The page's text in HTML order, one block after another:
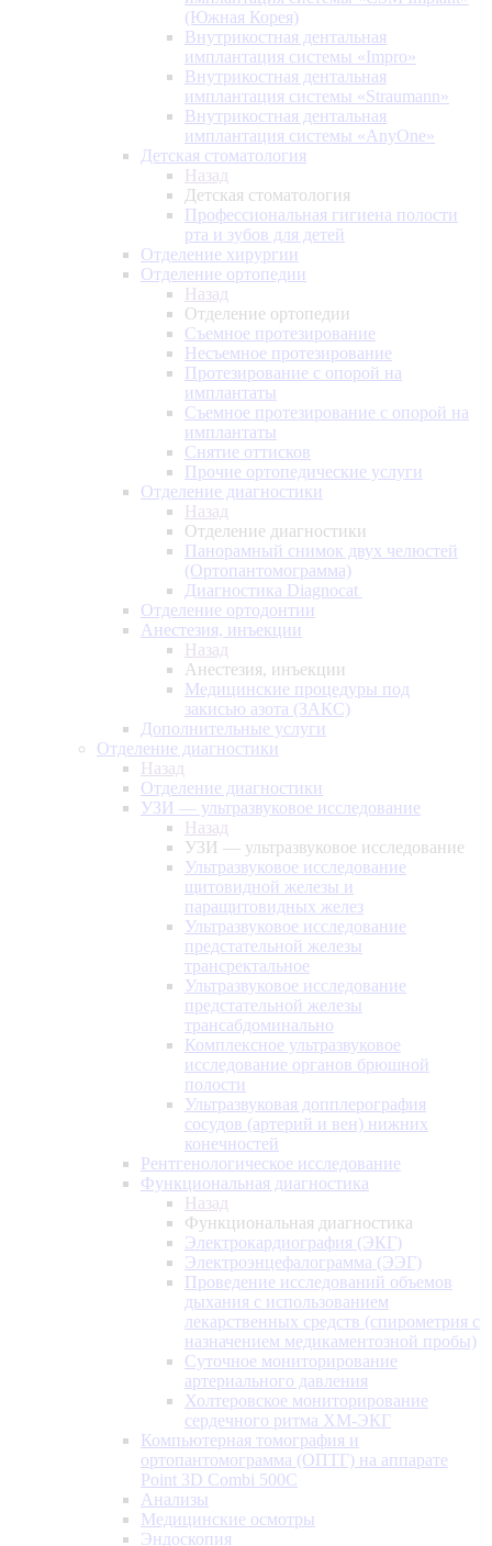
(Южная Корея)
Внутрикостная дентальная
имплантация системы «Impro»
Внутрикостная дентальная
имплантация системы «Straumann»
Внутрикостная дентальная
имплантация системы «AnyOne»
Детская стоматология
Назад
Детская стоматология
Профессиональная гигиена полости
рта и зубов для детей
Отделение хирургии
Отделение ортопедии
Назад
Отделение ортопедии
Съемное протезирование
Несъемное протезирование
Протезирование с опорой на
имплантаты
Съемное протезирование с опорой на
имплантаты
Снятие оттисков
Прочие ортопедические услуги
Отделение диагностики
Назад
Отделение диагностики
Панорамный снимок двух челюстей
(Ортопантомограмма)
Диагностика Diagnocat
Отделение ортодонтии
Анестезия, инъекции
Назад
Анестезия, инъекции
Медицинские процедуры под
закисью азота (ЗАКС)
Дополнительные услуги
Отделение диагностики
Назад
Отделение диагностики
УЗИ — ультразвуковое исследование
Назад
УЗИ — ультразвуковое исследование
Ультразвуковое исследование
щитовидной железы и
паращитовидных желез
Ультразвуковое исследование
предстательной железы
трансректальное
Ультразвуковое исследование
предстательной железы
трансабдоминально
Комплексное ультразвуковое
исследование органов брюшной
полости
Ультразвуковая допплерография
сосудов (артерий и вен) нижних
конечностей
Рентгенологическое исследование
Функциональная диагностика
Назад
Функциональная диагностика
Электрокардиография (ЭКГ)
Электроэнцефалограмма (ЭЭГ)
Проведение исследований объемов
дыхания с использованием
лекарственных средств (спирометрия с
назначением медикаментозной пробы)
Суточное мониторирование
артериального давления
Холтеровское мониторирование
сердечного ритма ХМ-ЭКГ
Компьютерная томография и
ортопантомограмма (ОПТГ) на аппарате
Point 3D Combi 500C
Анализы
Медицинские осмотры
Эндоскопия